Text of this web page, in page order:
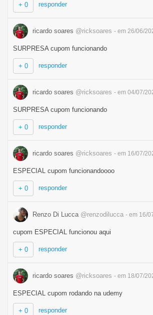
+ 0 responder
ricardo soares @ricksoares - em 26/06/
SURPRESA cupom funcionando
+ 0 responder
ricardo soares @ricksoares - em 04/07/
SURPRESA cupom funcionando
+ 0 responder
ricardo soares @ricksoares - em 16/07/
ESPECIAL cupom funcionandoooo
+ 0 responder
Renzo Di Lucca @renzodilucca - em 16/
cupom ESPECIAL funcionou aqui
+ 0 responder
ricardo soares @ricksoares - em 18/07/
ESPECIAL cupom rodando na udemy
+ 0 responder